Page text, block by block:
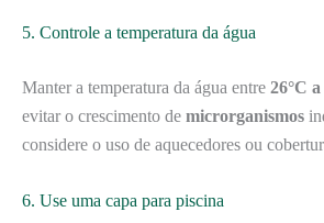
5. Controle a temperatura da água
Manter a temperatura da água entre 26°C a
evitar o crescimento de microrganismos
considere o uso de aquecedores ou
6. Use uma capa para piscina